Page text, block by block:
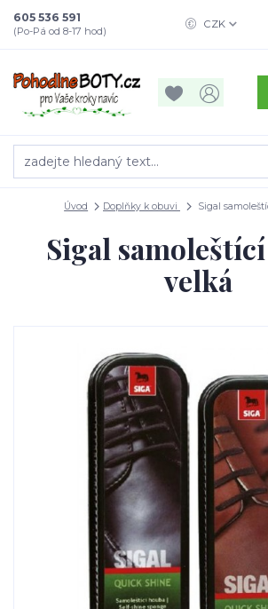
CZK
605 536 591
(Po-Pá od 8-17 hod)
Úvod Doplňky k obuvi Sigal
Sigal
velká